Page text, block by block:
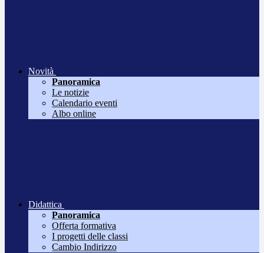
Novità
Panoramica
Le notizie
Calendario eventi
Albo online
Didattica
Panoramica
Offerta formativa
I progetti delle classi
Cambio Indirizzo